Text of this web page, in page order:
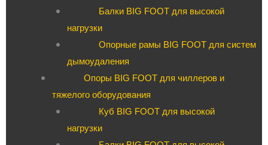
Балки BIG FOOT для высокой
нагрузки
Опорные рамы BIG FOOT для систем
дымоудаления
Опоры BIG FOOT для чиллеров и
тяжелого оборудования
Куб BIG FOOT для высокой
нагрузки